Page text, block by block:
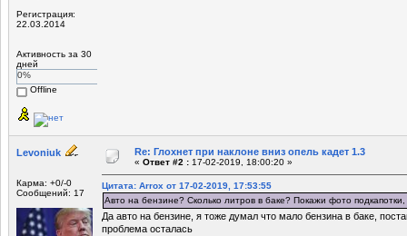
Регистрация:
22.03.2014
Активность за 30
дней
0%
Offline
Levoniuk
Карма: +0/-0
Сообщений: 17
Re: Глохнет при наклоне вниз опель кадет 1.3
« Ответ #2 : 17-02-2019, 18:00:20 »
Цитата: Arrox от 17-02-2019, 17:53:55
Авто на бензине? Сколько литров в баке? Покажи фото
Да авто на бензине, я тоже думал что мало бензина в баке,
проблема осталась